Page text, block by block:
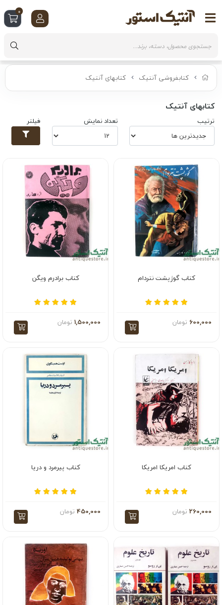
کتابفروشی آنتیک کتابهای آنتیک
کتابهای آنتیک
ترتیب تعداد نمایش فیلتر
کتاب گوژپشت نتردام
600,000 تومان
کتاب برادرم ویگن
1,500,000 تومان
کتاب امریکا امریکا
260,000 تومان
کتاب پیرمرد و دریا
450,000 تومان
0